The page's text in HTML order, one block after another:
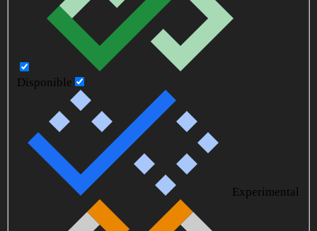
Disponible
Experimental